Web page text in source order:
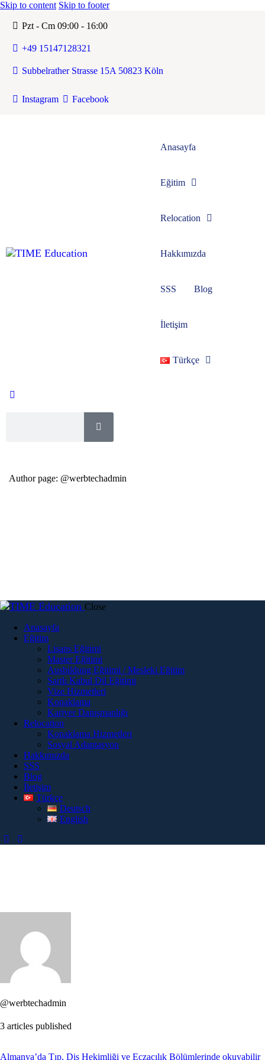
Skip to content Skip to footer
Pzt - Cm 09:00 - 16:00
+49 15147128321
Subbelrather Strasse 15A 50823 Köln
Instagram Facebook
Anasayfa
Eğitim
Relocation
Hakkımızda
SSS Blog
İletişim
Türkçe
Author page: @werbtechadmin
Close
Anasayfa
Eğitim
Lisans Eğitimi
Master Eğitimi
Ausbildung Eğitimi / Mesleki Eğitim
Şartlı Kabul Dil Eğitimi
Vize Hizmetleri
Konaklama
Kariyer Danışmanlığı
Relocation
Konaklama Hizmetleri
Sosyal Adaptasyon
Hakkımızda
SSS
Blog
İletişim
Türkçe
Deutsch
English
@werbtechadmin
3 articles published
Almanya’da Tıp, Diş Hekimliği ve Eczacılık Bölümlerinde okuyabilir